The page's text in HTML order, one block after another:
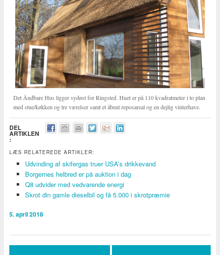
Det Åndbare Hus ligger sydøst for Ringsted. Huet er på 110 kvadratmeter i to plan
med stue/køkken og tre værelser samt et åbent reposareal og en dejlig vinterhave.
DEL
ARTIKLEN
:
LÆS RELATEREDE ARTIKLER:
Udvinding af skifergas truer USA’s drikkevand
Borgernes helbred er på auktion i dag
Q8 udvider med vedvarende energi
Skrot din gamle dieselbil og få 5.000 i skrotpræmie
5. april 2018